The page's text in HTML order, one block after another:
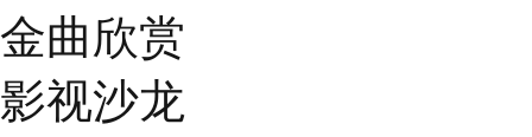
金曲欣赏
影视沙龙